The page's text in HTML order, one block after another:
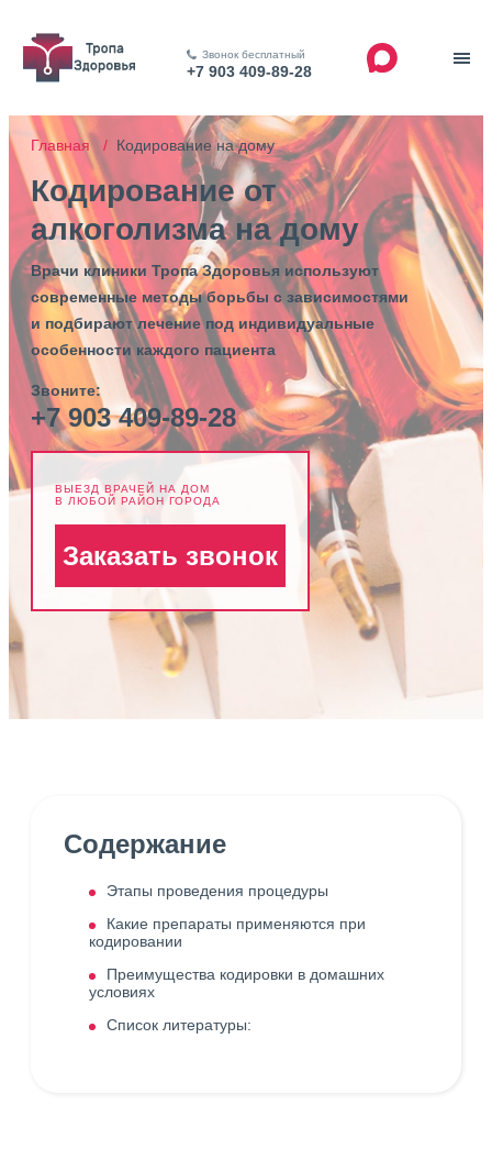
Звонок бесплатный
+7 903 409-89-28
Главная / Кодирование на дому
Кодирование от
алкоголизма на дому
Врачи клиники Тропа Здоровья используют
современные методы борьбы с зависимостями
и подбирают лечение под индивидуальные
особенности каждого пациента
Звоните:
+7 903 409-89-28
ВЫЕЗД ВРАЧЕЙ НА ДОМ
В ЛЮБОЙ РАЙОН ГОРОДА
Заказать звонок
Содержание
Этапы проведения процедуры
Какие препараты применяются при
кодировании
Преимущества кодировки в домашних
условиях
Список литературы: